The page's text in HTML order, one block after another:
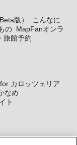
版）
こんなに
の MapFanオンラ
旅館予約
カロッツェリア
なめ
ト